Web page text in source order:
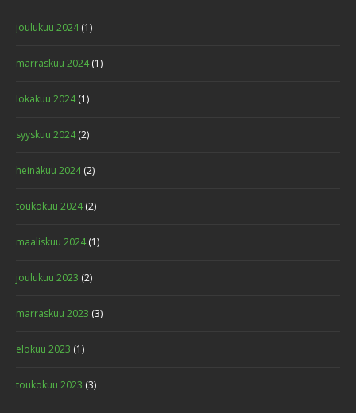
joulukuu 2024(1)
marraskuu 2024(1)
lokakuu 2024(1)
syyskuu 2024(2)
heinäkuu 2024(2)
toukokuu 2024(2)
maaliskuu 2024(1)
joulukuu 2023 (2)
marraskuu 2023 (3)
elokuu 2023 (1)
toukokuu 2023 (3)